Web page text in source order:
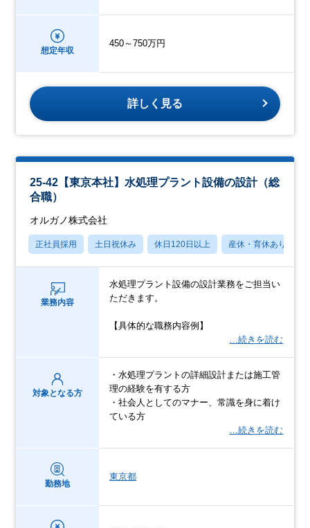
想定年収
450～750万円
詳しく見る
25-42【東京本社】水処理プラント設備の設計（総
合職）
オルガノ株式会社
正社員採用 土日祝休み 休日120日以上 産休・育休あり
業務内容
水処理プラント設備の設計業務をご担当い
ただきます。
【具体的な職務内容例】
…続きを読む
対象となる方
・水処理プラントの詳細設計または施工管
理の経験を有する方
・社会人としてのマナー、常識を身に着け
ている方
…続きを読む
勤務地
東京都